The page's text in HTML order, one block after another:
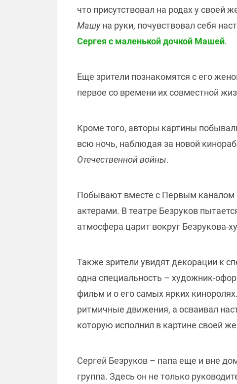
что присутствовал на родах у своей
Машуна руки, почувствовал себя
Сергея с маленькой дочкой Машей.
Еще зрители познакомятся с его
первое со времени их совместной
Кроме того, авторы картины
всю ночь, наблюдая за новой
Отечественной войны.
Побывают вместе с Первым каналом
актерами. В театре Безруков
атмосфера царит вокруг Безрукова-
Также зрители увидят декорации к
одна специальность – художник-
фильм и о его самых ярких
ритмичные движения, а осваивал
которую исполнил в картине своей
Сергей Безруков – папа еще и вне
группа. Здесь он не только